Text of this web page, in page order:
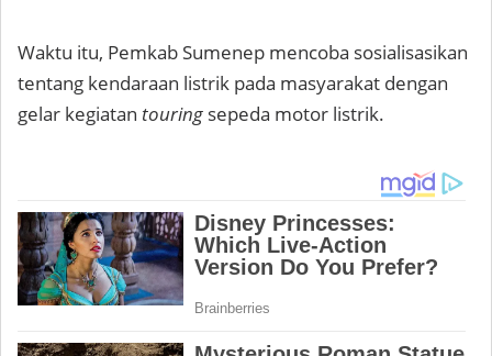
Waktu itu, Pemkab Sumenep mencoba sosialisasikan
tentang kendaraan listrik pada masyarakat dengan
gelar kegiatan touring sepeda motor listrik.